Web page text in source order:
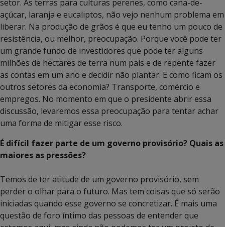
setor. As terras para culturas perenes, como cana-de-
açúcar, laranja e eucaliptos, não vejo nenhum problema em
liberar. Na produção de grãos é que eu tenho um pouco de
resistência, ou melhor, preocupação. Porque você pode ter
um grande fundo de investidores que pode ter alguns
milhões de hectares de terra num país e de repente fazer
as contas em um ano e decidir não plantar. E como ficam os
outros setores da economia? Transporte, comércio e
empregos. No momento em que o presidente abrir essa
discussão, levaremos essa preocupação para tentar achar
uma forma de mitigar esse risco.
É difícil fazer parte de um governo provisório? Quais as
maiores as pressões?
Temos de ter atitude de um governo provisório, sem
perder o olhar para o futuro. Mas tem coisas que só serão
iniciadas quando esse governo se concretizar. É mais uma
questão de foro íntimo das pessoas de entender que